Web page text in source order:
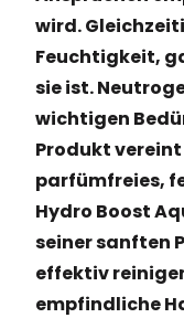
wird.
Feuchtigkeit,
sie ist.
wichtigen
Produkt
parfümfreies,
Hydro Boost
seiner sanften
effektiv
empfindliche